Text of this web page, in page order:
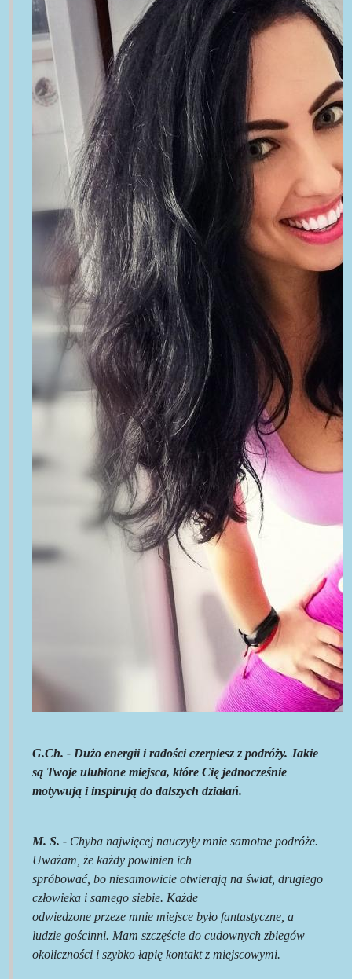
G.Ch. - Dużo energii i radości czerpiesz z podróży. Jakie
są Twoje ulubione miejsca, które Cię jednocześnie
motywują i inspirują do dalszych działań.
M. S. - Chyba najwięcej nauczyły mnie samotne podróże.
Uważam, że każdy powinien ich
spróbować, bo niesamowicie otwierają na świat, drugiego
człowieka i samego siebie. Każde
odwiedzone przeze mnie miejsce było fantastyczne, a
ludzie gościnni. Mam szczęście do cudownych zbiegów
okoliczności i szybko łapię kontakt z miejscowymi.